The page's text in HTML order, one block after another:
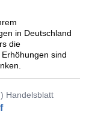
in Deutschland
die
sind
Handelsblatt